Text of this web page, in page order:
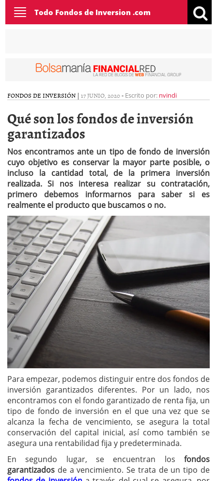
Toggle
navigation
Todo Fondos de Inversion .com
FONDOS DE INVERSIÓN | 17 JUNIO, 2020- Escrito por: nvindi
Qué son los fondos de inversión
garantizados
Nos encontramos ante un tipo de fondo de inversión
cuyo objetivo es conservar la mayor parte posible, o
incluso la cantidad total, de la primera inversión
realizada. Si nos interesa realizar su contratación,
primero debemos informarnos para saber si es
realmente el producto que buscamos o no.
Para empezar, podemos distinguir entre dos fondos de
inversión garantizados diferentes. Por un lado, nos
encontramos con el fondo garantizado de renta fija, un
tipo de fondo de inversión en el que una vez que se
alcanza la fecha de vencimiento, se asegura la total
conservación del capital inicial, así como también se
asegura una rentabilidad fija y predeterminada.
En segundo lugar, se encuentran los fondos
garantizados de a vencimiento. Se trata de un tipo de